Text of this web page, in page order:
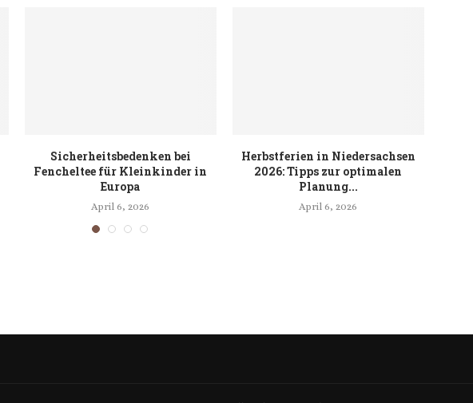
Sicherheitsbedenken bei
Fencheltee für Kleinkinder in
Europa
April 6, 2026
Herbstferien in Niedersachsen
2026: Tipps zur optimalen
Planung...
April 6, 2026